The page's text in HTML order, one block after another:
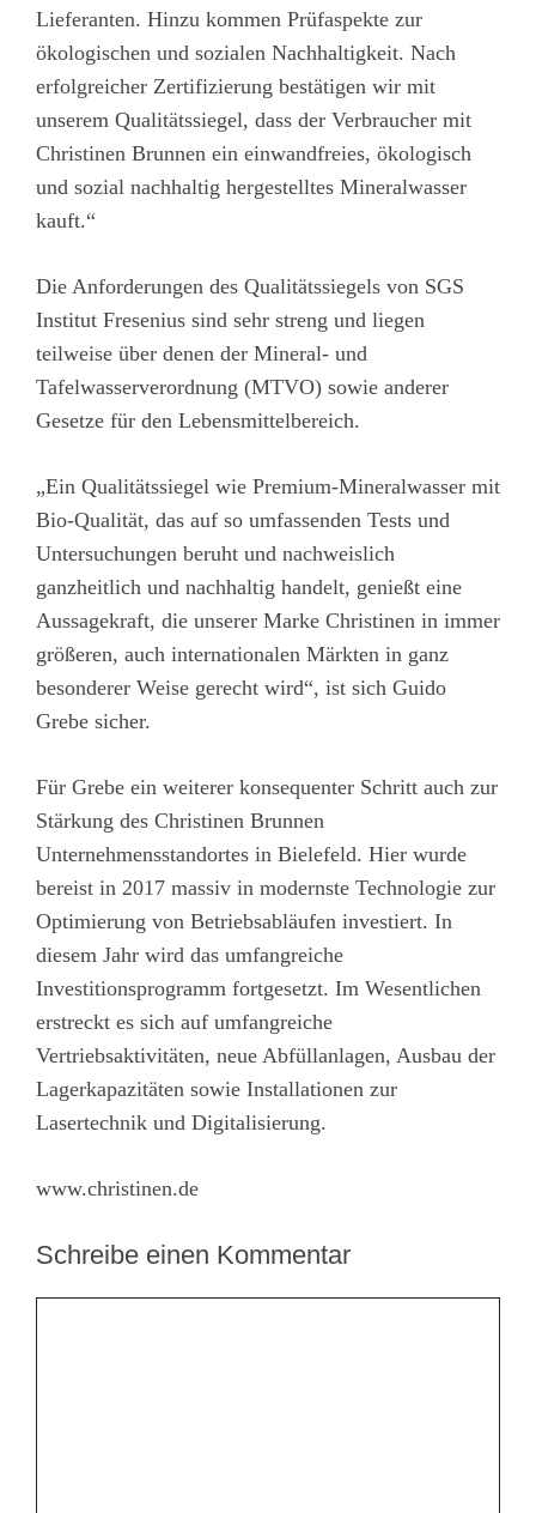
Lieferanten. Hinzu kommen Prüfaspekte zur
ökologischen und sozialen Nachhaltigkeit. Nach
erfolgreicher Zertifizierung bestätigen wir mit
unserem Qualitätssiegel, dass der Verbraucher mit
Christinen Brunnen ein einwandfreies, ökologisch
und sozial nachhaltig hergestelltes Mineralwasser
kauft.“
Die Anforderungen des Qualitätssiegels von SGS
Institut Fresenius sind sehr streng und liegen
teilweise über denen der Mineral- und
Tafelwasserverordnung (MTVO) sowie anderer
Gesetze für den Lebensmittelbereich.
„Ein Qualitätssiegel wie Premium-Mineralwasser mit
Bio-Qualität, das auf so umfassenden Tests und
Untersuchungen beruht und nachweislich
ganzheitlich und nachhaltig handelt, genießt eine
Aussagekraft, die unserer Marke Christinen in immer
größeren, auch internationalen Märkten in ganz
besonderer Weise gerecht wird“, ist sich Guido
Grebe sicher.
Für Grebe ein weiterer konsequenter Schritt auch zur
Stärkung des Christinen Brunnen
Unternehmensstandortes in Bielefeld. Hier wurde
bereist in 2017 massiv in modernste Technologie zur
Optimierung von Betriebsabläufen investiert. In
diesem Jahr wird das umfangreiche
Investitionsprogramm fortgesetzt. Im Wesentlichen
erstreckt es sich auf umfangreiche
Vertriebsaktivitäten, neue Abfüllanlagen, Ausbau der
Lagerkapazitäten sowie Installationen zur
Lasertechnik und Digitalisierung.
www.christinen.de
Schreibe einen Kommentar